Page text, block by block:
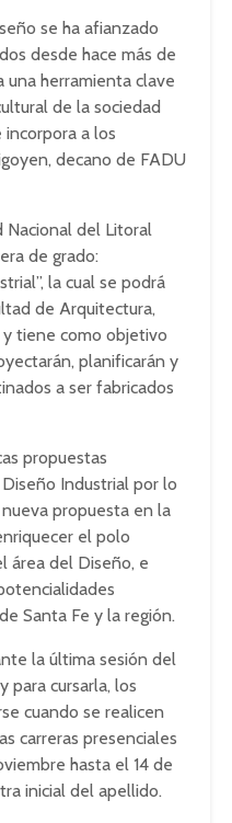
se ha afianzado
desde hace más de
una herramienta clave
de la sociedad
incorpora a los
decano de FADU
Nacional del Litoral
de grado:
la cual se podrá
de Arquitectura,
tiene como objetivo
planificarán y
a ser fabricados
propuestas
Industrial por lo
propuesta en la
el polo
área del Diseño, e
Santa Fe y la región.
la última sesión del
para cursarla, los
cuando se realicen
carreras presenciales
hasta el 14 de
inicial del apellido.